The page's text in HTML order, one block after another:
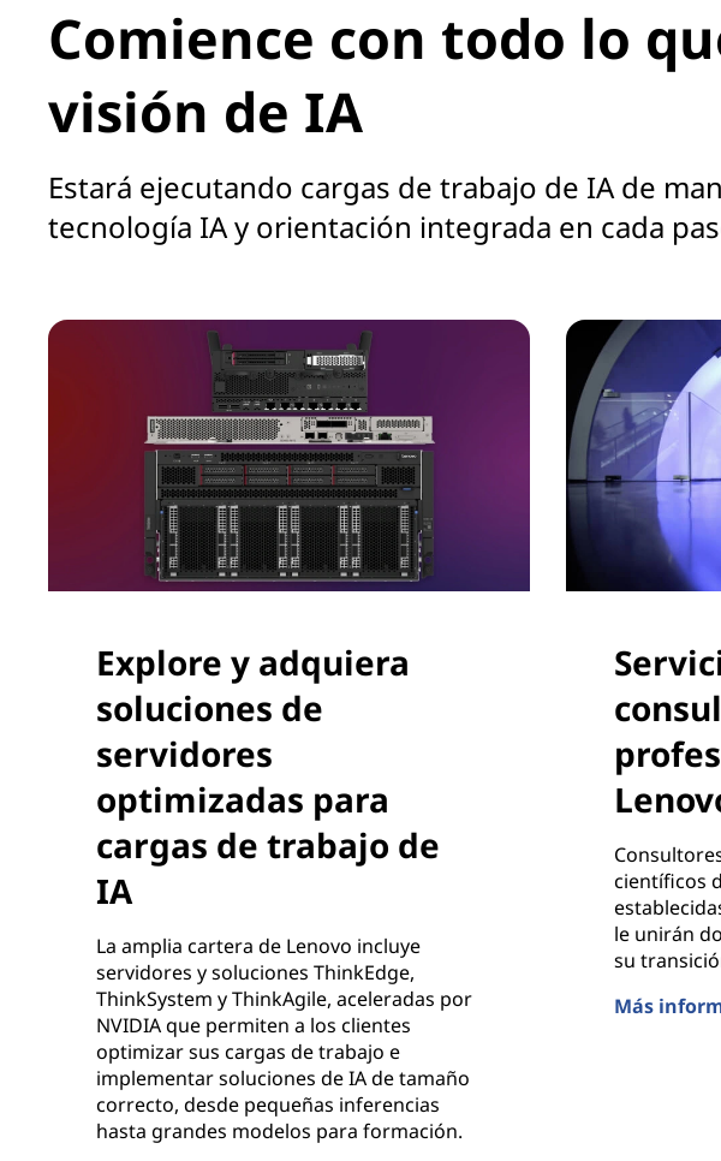
Comience con todo lo
visión de IA
Estará ejecutando cargas de trabajo de IA de
tecnología IA y orientación integrada en cada
Explore y adquiera
soluciones de
servidores
optimizadas para
cargas de trabajo de
IA
La amplia cartera de Lenovo incluye
servidores y soluciones ThinkEdge,
ThinkSystem y ThinkAgile, aceleradas por
NVIDIA que permiten a los clientes
optimizar sus cargas de trabajo e
implementar soluciones de IA de tamaño
correcto, desde pequeñas inferencias
hasta grandes modelos para formación.
científicos
le unirán
su
Más